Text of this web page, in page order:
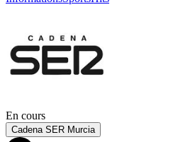
En cours
Cadena SER Murcia